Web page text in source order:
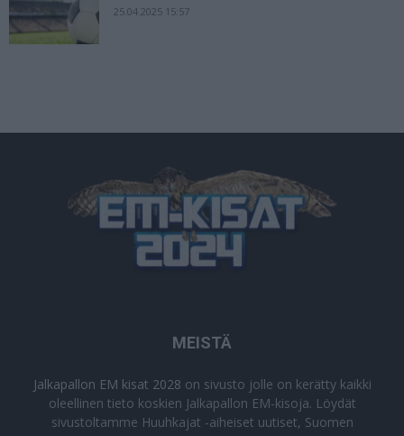
25.04.2025 15:57
MEISTÄ
Jalkapallon EM kisat 2028 on sivusto jolle on kerätty kaikki
oleellinen tieto koskien Jalkapallon EM-kisoja. Löydät
sivustoltamme Huuhkajat -aiheiset uutiset, Suomen